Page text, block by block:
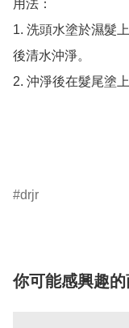
用法：
1. 洗頭水塗於濕髮
後清水沖淨。
2. 沖淨後在髮尾塗
drjr
你可能感興趣